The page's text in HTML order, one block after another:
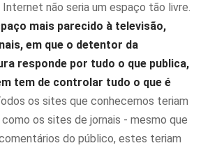
Internet não seria um espaço tão livre.
mais parecido à televisão,
em que o detentor da
responde por tudo o que publica,
tem de controlar tudo o que é
os sites que conhecemos teriam
os sites de jornais - mesmo que
do público, estes teriam